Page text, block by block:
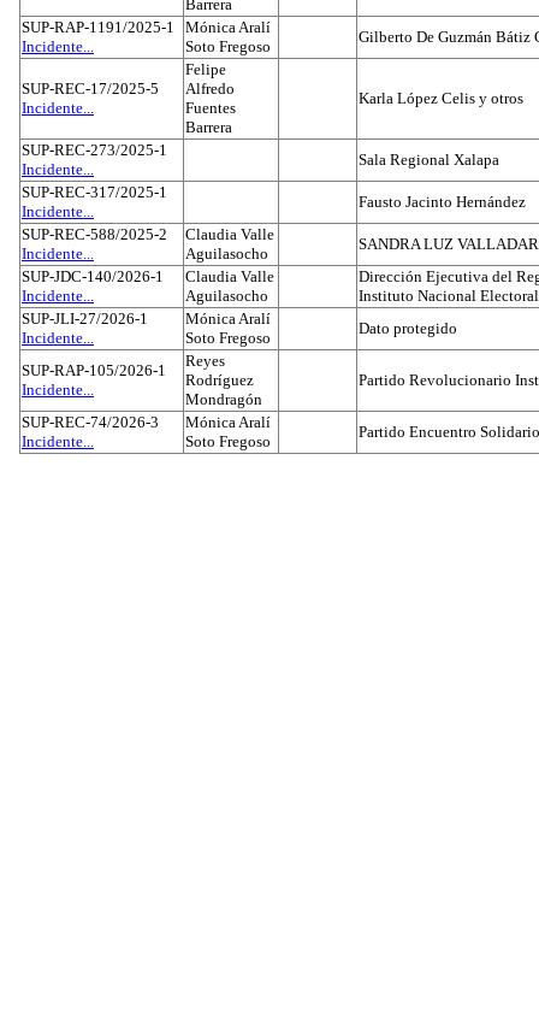
Barrera
SUP-RAP-1191/2025-1
Incidente...
Mónica Aralí
Soto Fregoso
Gilberto De Guzmán Bátiz
SUP-REC-17/2025-5
Incidente...
Felipe
Alfredo
Fuentes
Barrera
Karla López Celis y otros
SUP-REC-273/2025-1
Incidente...
Sala Regional Xalapa
SUP-REC-317/2025-1
Incidente...
Fausto Jacinto Hernández
SUP-REC-588/2025-2
Incidente...
Claudia Valle
Aguilasocho
SANDRA LUZ
SUP-JDC-140/2026-1
Incidente...
Claudia Valle
Aguilasocho
Dirección Ejecutiva del
Instituto Nacional Electoral
SUP-JLI-27/2026-1
Incidente...
Mónica Aralí
Soto Fregoso
Dato protegido
SUP-RAP-105/2026-1
Incidente...
Reyes
Rodríguez
Mondragón
Partido Revolucionario
SUP-REC-74/2026-3
Incidente...
Mónica Aralí
Soto Fregoso
Partido Encuentro